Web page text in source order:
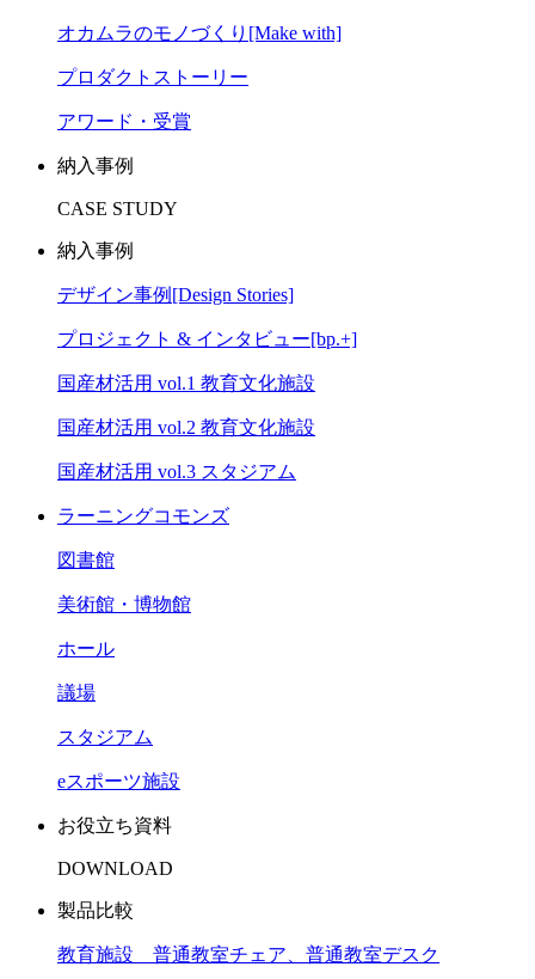
オカムラのモノづくり[Make with]
プロダクトストーリー
アワード・受賞
納入事例
CASE STUDY
納入事例
デザイン事例[Design Stories]
プロジェクト & インタビュー[bp.+]
国産材活用 vol.1 教育文化施設
国産材活用 vol.2 教育文化施設
国産材活用 vol.3 スタジアム
ラーニングコモンズ
図書館
美術館・博物館
ホール
議場
スタジアム
eスポーツ施設
お役立ち資料
DOWNLOAD
製品比較
教育施設 普通教室チェア、普通教室デスク